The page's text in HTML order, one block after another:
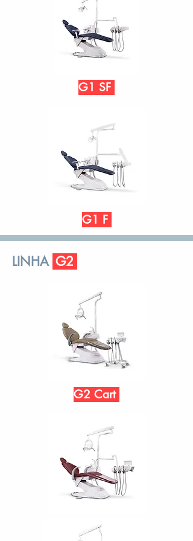
G1 SF
G1 F
LINHA G2
G2 Cart